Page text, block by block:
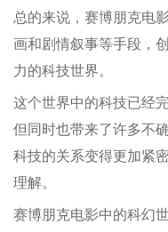
总的来说，赛博朋克电
画和剧情叙事等手段，
力的科技世界。
这个世界中的科技已经
但同时也带来了许多不
科技的关系变得更加紧
理解。
赛博朋克电影中的科幻